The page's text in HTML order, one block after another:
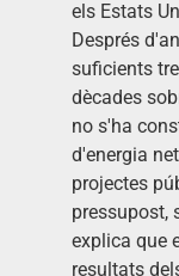
els Estats
Després
suficients
dècades
no s'ha
d'energia
projectes
pressupost,
explica que
resultats